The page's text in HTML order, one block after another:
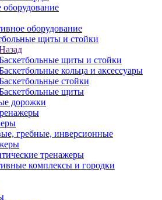
оборудование
щиты и стойки
щиты и стойки
кольца и аксессуары
стойки
щиты
дорожки
гребные, инверсионные
тренажеры
комплексы и городки